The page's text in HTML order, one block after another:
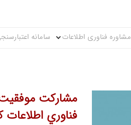
مشاوره فناوری اطلاعات سامانه
مشاركت
فناوري